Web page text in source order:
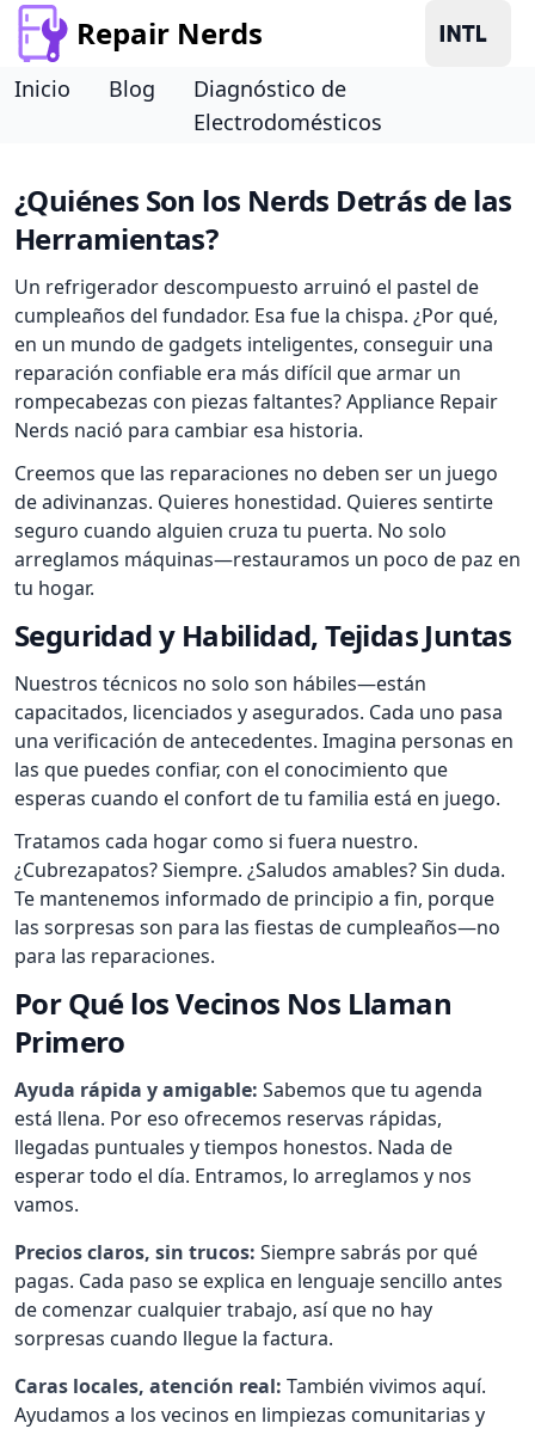
Repair Nerds
Inicio Blog
Diagnóstico de
Electrodomésticos
¿Quiénes Son los Nerds Detrás de las
Herramientas?
Un refrigerador descompuesto arruinó el pastel de
cumpleaños del fundador. Esa fue la chispa. ¿Por qué,
en un mundo de gadgets inteligentes, conseguir una
reparación confiable era más difícil que armar un
rompecabezas con piezas faltantes? Appliance Repair
Nerds nació para cambiar esa historia.
Creemos que las reparaciones no deben ser un juego
de adivinanzas. Quieres honestidad. Quieres sentirte
seguro cuando alguien cruza tu puerta. No solo
arreglamos máquinas—restauramos un poco de paz en
tu hogar.
Seguridad y Habilidad, Tejidas Juntas
Nuestros técnicos no solo son hábiles—están
capacitados, licenciados y asegurados. Cada uno pasa
una verificación de antecedentes. Imagina personas en
las que puedes confiar, con el conocimiento que
esperas cuando el confort de tu familia está en juego.
Tratamos cada hogar como si fuera nuestro.
¿Cubrezapatos? Siempre. ¿Saludos amables? Sin duda.
Te mantenemos informado de principio a fin, porque
las sorpresas son para las fiestas de cumpleaños—no
para las reparaciones.
Por Qué los Vecinos Nos Llaman
Primero
Ayuda rápida y amigable: Sabemos que tu agenda
está llena. Por eso ofrecemos reservas rápidas,
llegadas puntuales y tiempos honestos. Nada de
esperar todo el día. Entramos, lo arreglamos y nos
vamos.
Precios claros, sin trucos: Siempre sabrás por qué
pagas. Cada paso se explica en lenguaje sencillo antes
de comenzar cualquier trabajo, así que no hay
sorpresas cuando llegue la factura.
Caras locales, atención real: También vivimos aquí.
Ayudamos a los vecinos en limpiezas comunitarias y